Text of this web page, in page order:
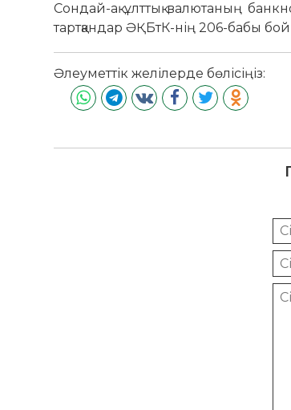
Сондай-ақ ұлттық валютаның
тартқандар ӘҚБтК-нің 206-бабы
Әлеуметтік желілерде бөлісіңіз: